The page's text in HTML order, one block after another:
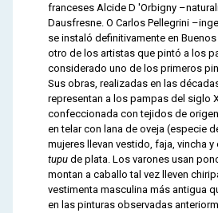
franceses Alcide D 'Orbigny
Dausfresne. O Carlos Pellegrini
se instaló definitivamente en
otro de los artistas que pintó a los
considerado uno de los primeros
Sus obras, realizadas en las
representan a los pampas del siglo
confeccionada con tejidos de
en telar con lana de oveja (especie
mujeres llevan vestido, faja, vincha
tupu de plata. Los varones usan
montan a caballo tal vez lleven
vestimenta masculina más antigua
en las pinturas observadas